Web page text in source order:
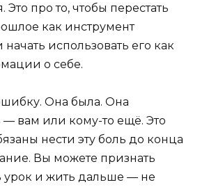
Это про то, чтобы перестать
как инструмент
использовать его как
о себе.
Она была. Она
вам или кому-то ещё. Это
нести эту боль до конца
Вы можете признать
урок и жить дальше — не